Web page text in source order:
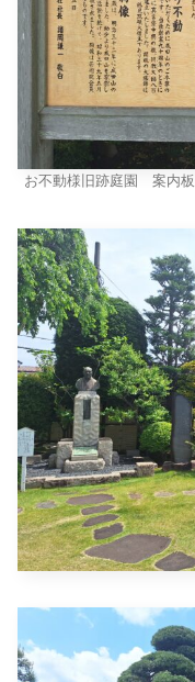
お不動様旧跡庭園 案内板